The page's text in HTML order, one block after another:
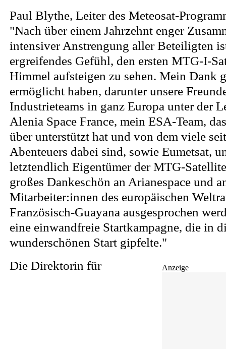
Paul Blythe, Leiter des Meteosat-
"Nach über einem Jahrzehnt enger
intensiver Anstrengung aller Beteiligten
ergreifendes Gefühl, den ersten MTG-I-
Himmel aufsteigen zu sehen. Mein Dank
ermöglicht haben, darunter unsere
Industrieteams in ganz Europa unter der
Alenia Space France, mein ESA-Team,
über unterstützt hat und von dem viele
Abenteuers dabei sind, sowie Eumetsat,
letztendlich Eigentümer der MTG-
großes Dankeschön an Arianespace und
Mitarbeiter:innen des europäischen
Französisch-Guayana ausgesprochen
eine einwandfreie Startkampagne, die in
wunderschönen Start gipfelte."
Anzeige
Die Direktorin für